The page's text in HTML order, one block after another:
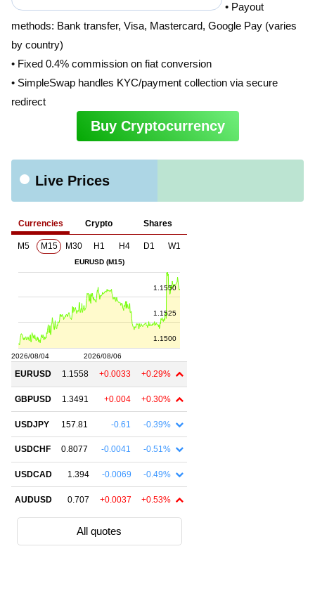
• Payout
methods: Bank transfer, Visa, Mastercard, Google Pay (varies
by country)
• Fixed 0.4% commission on fiat conversion
• SimpleSwap handles KYC/payment collection via secure
redirect
Buy Cryptocurrency
Live Prices